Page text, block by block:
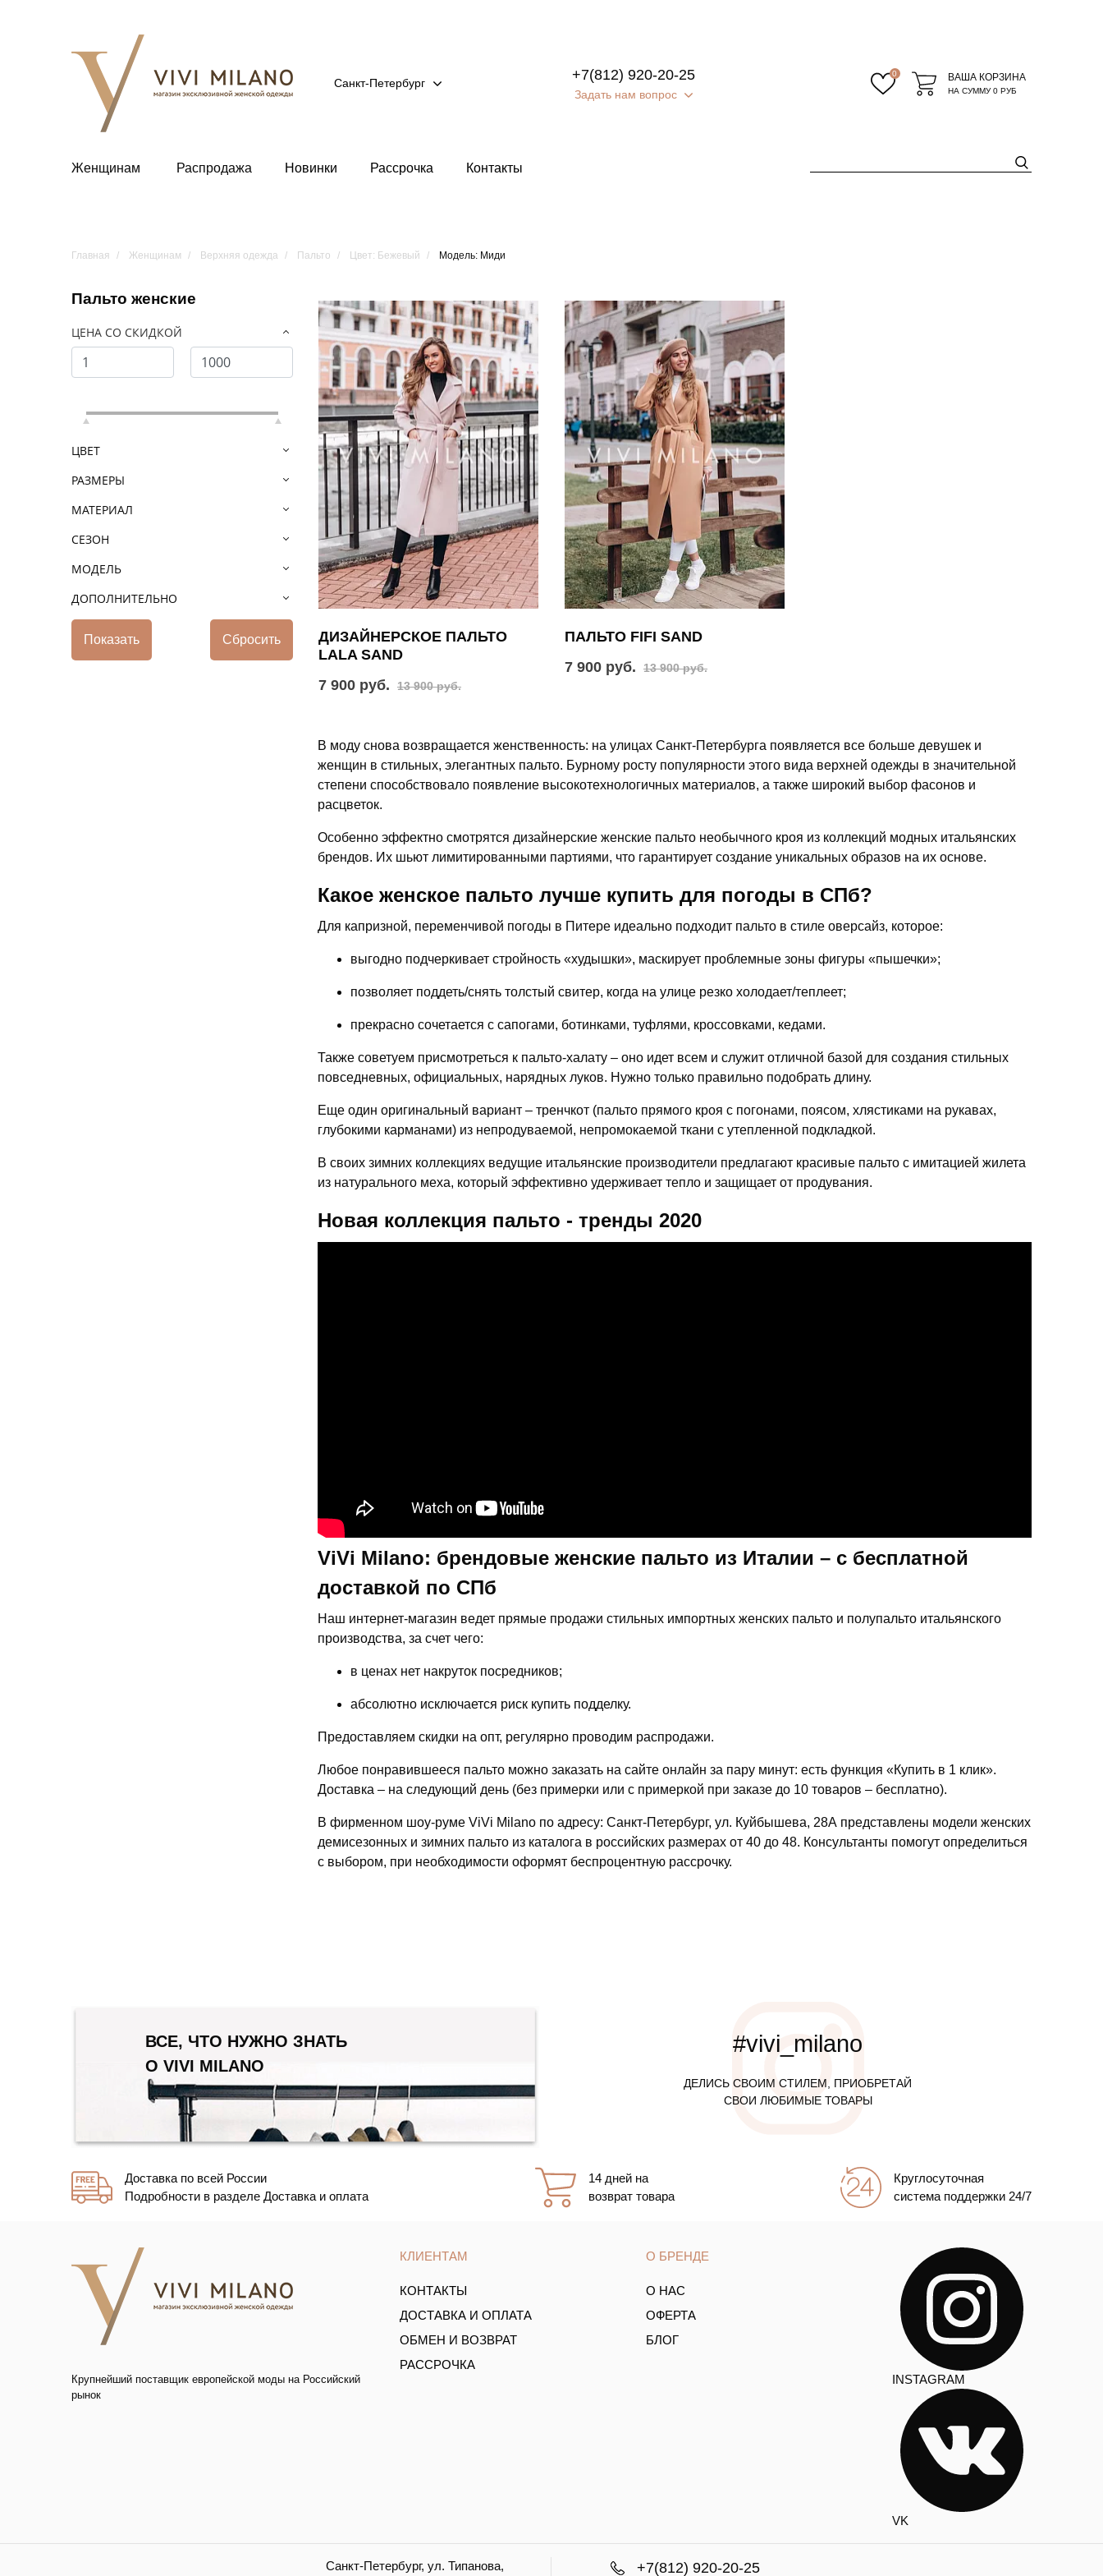
Санкт-Петербург
+7(812) 920-20-25
Задать нам вопрос
0 ВАША КОРЗИНА
НА СУММУ0 РУБ
Женщинам Распродажа Новинки Рассрочка Контакты
Главная Женщинам Верхняя одежда Пальто Цвет: Бежевый Модель: Миди
Пальто женские
ЦЕНА СО СКИДКОЙ
ЦВЕТ
РАЗМЕРЫ
МАТЕРИАЛ
СЕЗОН
МОДЕЛЬ
ДОПОЛНИТЕЛЬНО
ДИЗАЙНЕРСКОЕ ПАЛЬТО
LALA SAND
7 900 руб.
13 900 руб.
ПАЛЬТО FIFI SAND
7 900 руб.
13 900 руб.
В моду снова возвращается женственность: на улицах Санкт-Петербурга появляется все больше девушек и
женщин в стильных, элегантных пальто. Бурному росту популярности этого вида верхней одежды в значительной
степени способствовало появление высокотехнологичных материалов, а также широкий выбор фасонов и
расцветок.
Особенно эффектно смотрятся дизайнерские женские пальто необычного кроя из коллекций модных итальянских
брендов. Их шьют лимитированными партиями, что гарантирует создание уникальных образов на их основе.
Какое женское пальто лучше купить для погоды в СПб?
Для капризной, переменчивой погоды в Питере идеально подходит пальто в стиле оверсайз, которое:
выгодно подчеркивает стройность «худышки», маскирует проблемные зоны фигуры «пышечки»;
позволяет поддеть/снять толстый свитер, когда на улице резко холодает/теплеет;
прекрасно сочетается с сапогами, ботинками, туфлями, кроссовками, кедами.
Также советуем присмотреться к пальто-халату – оно идет всем и служит отличной базой для создания стильных
повседневных, официальных, нарядных луков. Нужно только правильно подобрать длину.
Еще один оригинальный вариант – тренчкот (пальто прямого кроя с погонами, поясом, хлястиками на рукавах,
глубокими карманами) из непродуваемой, непромокаемой ткани с утепленной подкладкой.
В своих зимних коллекциях ведущие итальянские производители предлагают красивые пальто с имитацией жилета
из натурального меха, который эффективно удерживает тепло и защищает от продувания.
Новая коллекция пальто - тренды 2020
ViVi Milano: брендовые женские пальто из Италии – с бесплатной
доставкой по СПб
Наш интернет-магазин ведет прямые продажи стильных импортных женских пальто и полупальто итальянского
производства, за счет чего:
в ценах нет накруток посредников;
абсолютно исключается риск купить подделку.
Предоставляем скидки на опт, регулярно проводим распродажи.
Любое понравившееся пальто можно заказать на сайте онлайн за пару минут: есть функция «Купить в 1 клик».
Доставка – на следующий день (без примерки или с примеркой при заказе до 10 товаров – бесплатно).
В фирменном шоу-руме ViVi Milano по адресу: Санкт-Петербург, ул. Куйбышева, 28А представлены модели женских
демисезонных и зимних пальто из каталога в российских размерах от 40 до 48. Консультанты помогут определиться
с выбором, при необходимости оформят беспроцентную рассрочку.
ВСЕ, ЧТО НУЖНО ЗНАТЬ
О VIVI MILANO
#vivi_milano
ДЕЛИСЬ СВОИМ СТИЛЕМ, ПРИОБРЕТАЙ
СВОИ ЛЮБИМЫЕ ТОВАРЫ
Доставка по всей России
Подробности в разделе Доставка и оплата
14 дней на
возврат товара
Круглосуточная
система поддержки 24/7
Крупнейший поставщик европейской моды на Российский
рынок
КЛИЕНТАМ
КОНТАКТЫ
ДОСТАВКА И ОПЛАТА
ОБМЕН И ВОЗВРАТ
РАССРОЧКА
О БРЕНДЕ
О НАС
ОФЕРТА
БЛОГ
INSTAGRAM
VK
Санкт-Петербург, ул. Типанова, +7(812) 920-20-25